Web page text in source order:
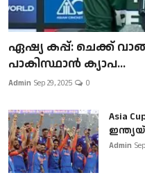
ഏഷ്യ കപ്പ്: ചെക്ക്
പാകിസ്ഥാൻ ക്യാപ...
Admin Sep 29, 2025 0
Asia
Admin